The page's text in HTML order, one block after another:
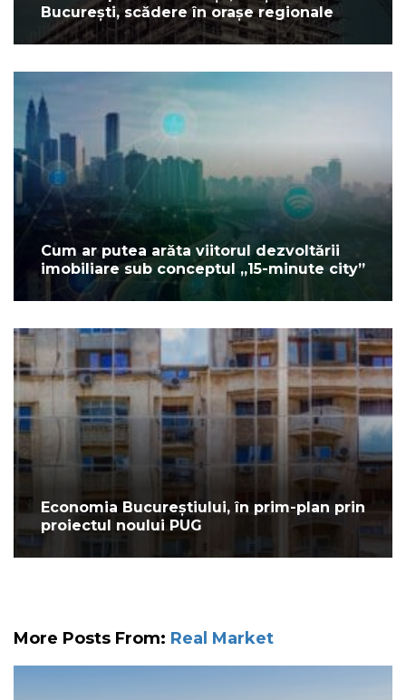
București, scădere în orașe regionale
Cum ar putea arăta viitorul dezvoltării
imobiliare sub conceptul „15-minute city”
Economia Bucureștiului, în prim-plan prin
proiectul noului PUG
More Posts From: Real Market